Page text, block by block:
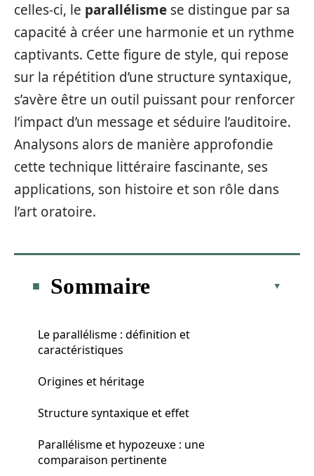
celles-ci, le parallélisme se distingue par sa
capacité à créer une harmonie et un rythme
captivants. Cette figure de style, qui repose
sur la répétition d’une structure syntaxique,
s’avère être un outil puissant pour renforcer
l’impact d’un message et séduire l’auditoire.
Analysons alors de manière approfondie
cette technique littéraire fascinante, ses
applications, son histoire et son rôle dans
l’art oratoire.
Sommaire
Le parallélisme : définition et
caractéristiques
Origines et héritage
Structure syntaxique et effet
Parallélisme et hypozeuxe : une
comparaison pertinente